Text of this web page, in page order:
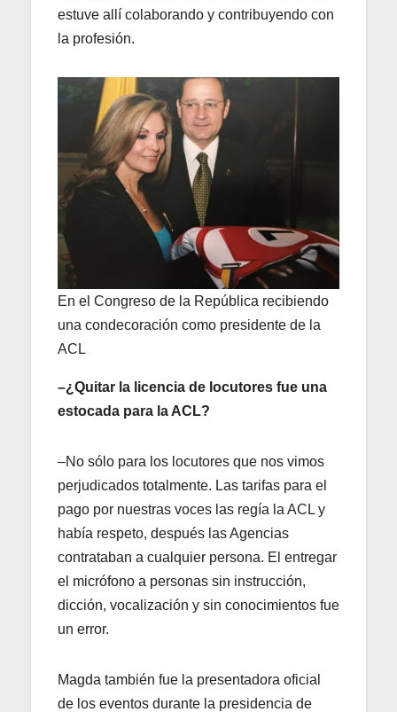
estuve allí colaborando y contribuyendo con
la profesión.
En el Congreso de la República recibiendo
una condecoración como presidente de la
ACL
–¿Quitar la licencia de locutores fue una
estocada para la ACL?
–No sólo para los locutores que nos vimos
perjudicados totalmente. Las tarifas para el
pago por nuestras voces las regía la ACL y
había respeto, después las Agencias
contrataban a cualquier persona. El entregar
el micrófono a personas sin instrucción,
dicción, vocalización y sin conocimientos fue
un error.
Magda también fue la presentadora oficial
de los eventos durante la presidencia de